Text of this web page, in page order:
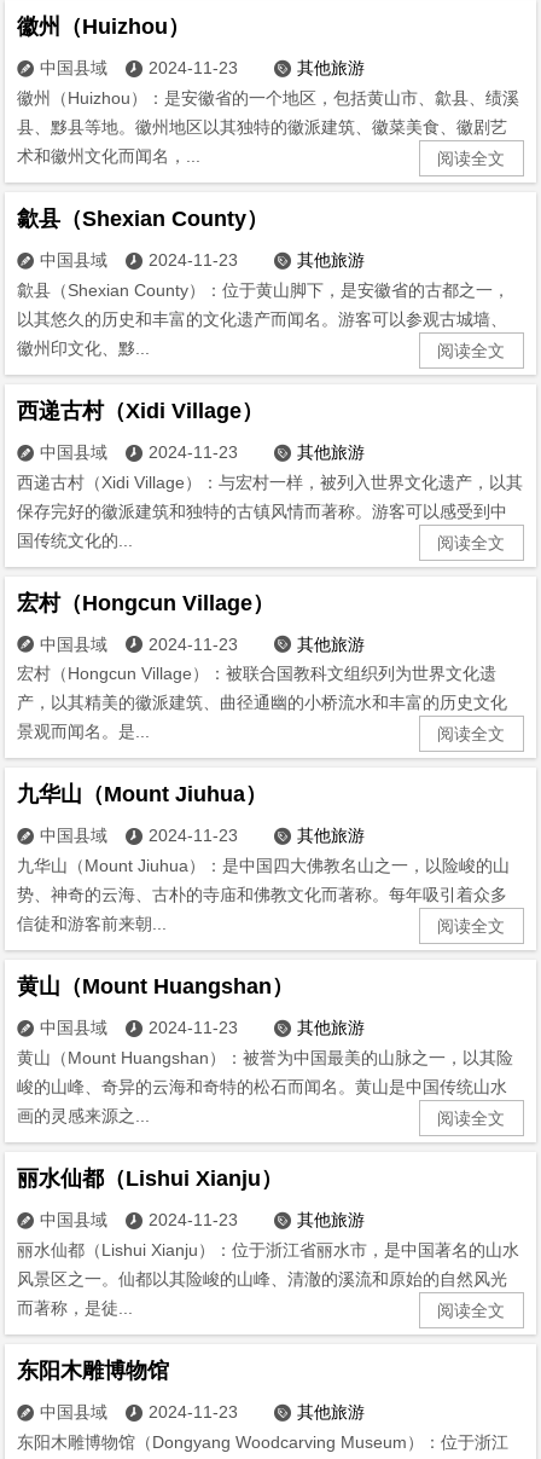
徽州（Huizhou）
 中国县域  2024-11-23  其他旅游
徽州（Huizhou）：是安徽省的一个地区，包括黄山市、歙县、绩溪
县、黟县等地。徽州地区以其独特的徽派建筑、徽菜美食、徽剧艺
术和徽州文化而闻名，...
阅读全文
歙县（Shexian County）
 中国县域  2024-11-23  其他旅游
歙县（Shexian County）：位于黄山脚下，是安徽省的古都之一，
以其悠久的历史和丰富的文化遗产而闻名。游客可以参观古城墙、
徽州印文化、黟...
阅读全文
西递古村（Xidi Village）
 中国县域  2024-11-23  其他旅游
西递古村（Xidi Village）：与宏村一样，被列入世界文化遗产，以其
保存完好的徽派建筑和独特的古镇风情而著称。游客可以感受到中
国传统文化的...
阅读全文
宏村（Hongcun Village）
 中国县域  2024-11-23  其他旅游
宏村（Hongcun Village）：被联合国教科文组织列为世界文化遗
产，以其精美的徽派建筑、曲径通幽的小桥流水和丰富的历史文化
景观而闻名。是...
阅读全文
九华山（Mount Jiuhua）
 中国县域  2024-11-23  其他旅游
九华山（Mount Jiuhua）：是中国四大佛教名山之一，以险峻的山
势、神奇的云海、古朴的寺庙和佛教文化而著称。每年吸引着众多
信徒和游客前来朝...
阅读全文
黄山（Mount Huangshan）
 中国县域  2024-11-23  其他旅游
黄山（Mount Huangshan）：被誉为中国最美的山脉之一，以其险
峻的山峰、奇异的云海和奇特的松石而闻名。黄山是中国传统山水
画的灵感来源之...
阅读全文
丽水仙都（Lishui Xianju）
 中国县域  2024-11-23  其他旅游
丽水仙都（Lishui Xianju）：位于浙江省丽水市，是中国著名的山水
风景区之一。仙都以其险峻的山峰、清澈的溪流和原始的自然风光
而著称，是徒...
阅读全文
东阳木雕博物馆
 中国县域  2024-11-23  其他旅游
东阳木雕博物馆（Dongyang Woodcarving Museum）：位于浙江